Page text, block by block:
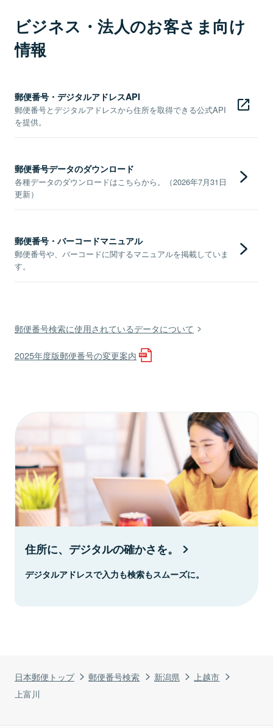
日本郵便トップ 郵便番号検索 新潟県
上越市
上富川
ビジネス・法人のお客さま向け
情報
郵便番号・デジタルアドレスAPI
郵便番号とデジタルアドレスから住所を取得できる公式API
を提供。
郵便番号データのダウンロード
各種データのダウンロードはこちらから。（2026年7月31日
更新）
郵便番号・バーコードマニュアル
郵便番号や、バーコードに関するマニュアルを掲載していま
す。
郵便番号検索に使用されているデータについて
2025年度版郵便番号の変更案内
住所に、デジタルの確かさを。
デジタルアドレスで入力も検索もスムーズに。